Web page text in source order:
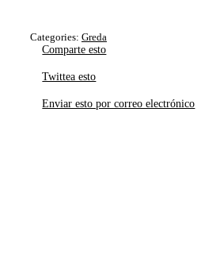
Categories: Greda
Comparte esto
Twittea esto
Enviar esto por correo electrónico